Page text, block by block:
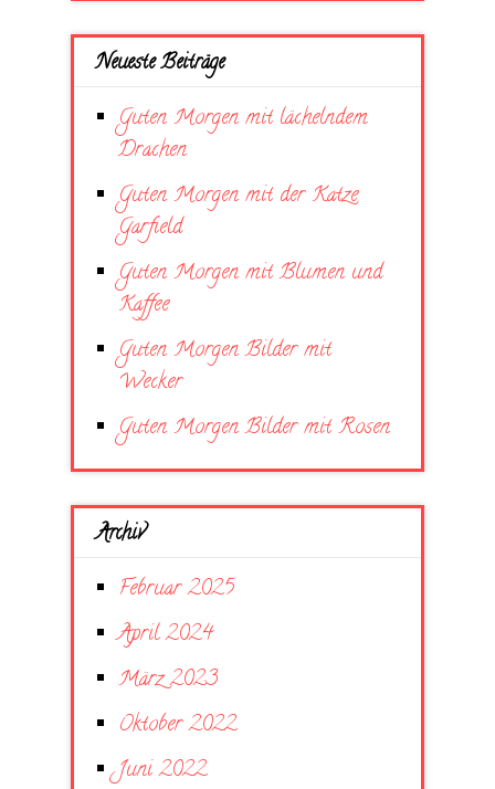
Neueste Beiträge
Guten Morgen mit lächelndem
Drachen
Guten Morgen mit der Katze
Garfield
Guten Morgen mit Blumen und
Kaffee
Guten Morgen Bilder mit
Wecker
Guten Morgen Bilder mit Rosen
Archiv
Februar 2025
April 2024
März 2023
Oktober 2022
Juni 2022